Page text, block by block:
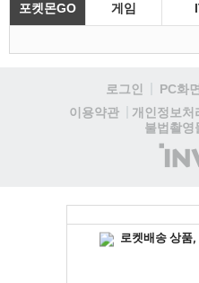
포켓몬GO 게임
로그인 PC화면
이용약관
개인정보처
불법촬영